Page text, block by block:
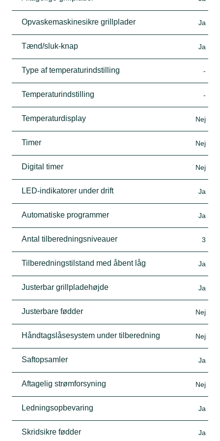
Opvaskemaskinesikre grillplader Ja
Tænd/sluk-knap Ja
Type af temperaturindstilling -
Temperaturindstilling -
Temperaturdisplay Nej
Timer Nej
Digital timer Nej
LED-indikatorer under drift Ja
Automatiske programmer Ja
Antal tilberedningsniveauer 3
Tilberedningstilstand med åbent låg Ja
Justerbar grillpladehøjde Ja
Justerbare fødder Nej
Håndtagslåsesystem under tilberedning Nej
Saftopsamler Ja
Aftagelig strømforsyning Nej
Ledningsopbevaring Ja
Skridsikre fødder Ja